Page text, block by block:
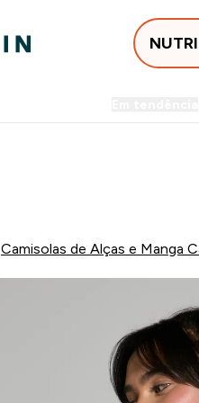
Camisolas de Alças e Manga